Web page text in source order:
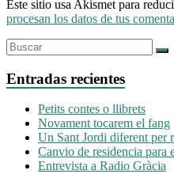
Este sitio usa Akismet para
procesan los datos de tus
Entradas recientes
Petits contes o llibrets
Novament tocarem el fang
Un Sant Jordi diferent per
Canvio de residencia para
Entrevista a Radio Gràcia